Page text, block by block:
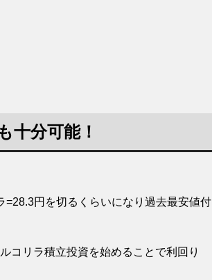
十分可能！
円を切るくらいになり過去最安値付
コリラ積立投資を始めることで利回り